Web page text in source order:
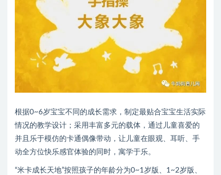
根据0~6岁宝宝不同的成长需求，制定最贴合宝宝生活实际
情况的教学设计；采用丰富多元的载体，通过儿童喜爱的
并且乐于模仿的卡通偶像带动，让儿童在眼观、耳听、手
动全方位快乐感官体验的同时，寓学于乐。
“米卡成长天地”按照孩子的年龄分为0~1岁版、1~2岁版、